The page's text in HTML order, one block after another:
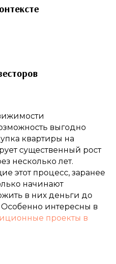
выгодно
квартиры на
существенный рост
несколько лет.
этот процесс, заранее
начинают
в них деньги до
Особенно интересны в
проекты в